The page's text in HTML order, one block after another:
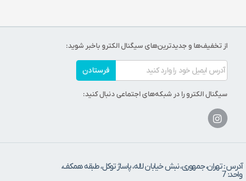
از تخفیف‌ها و جدیدترین‌های سیگنال الکترو باخبر شوید:
فرستادن
سیگنال الکترو را در شبکه‌های اجتماعی دنبال کنید:
آدرس : تهران، جمهوری، نبش خیابان لاله، پاساژ توکل، طبقه همکف،
واحد: 7